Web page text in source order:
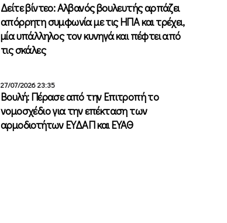
Δείτε βίντεο: Αλβανός βουλευτής αρπάζει
απόρρητη συμφωνία με τις ΗΠΑ και τρέχει,
μία υπάλληλος τον κυνηγά και πέφτει από
τις σκάλες
27/07/2026 23:35
Βουλή: Πέρασε από την Επιτροπή το
νομοσχέδιο για την επέκταση των
αρμοδιοτήτων ΕΥΔΑΠ και ΕΥΑΘ